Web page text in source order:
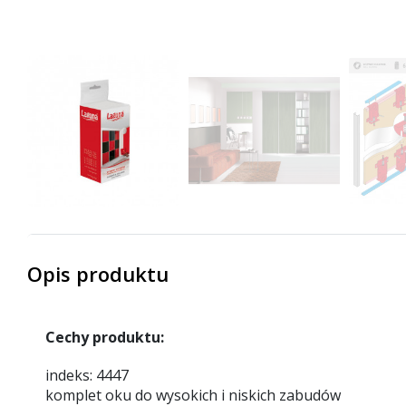
Opis produktu
Cechy produktu:
indeks: 4447
komplet oku do wysokich i niskich zabudów